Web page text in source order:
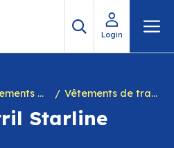
Login
de travail Vêtements de travail
Starline